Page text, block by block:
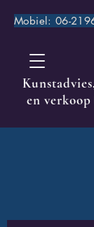
Mobiel: 06-
en